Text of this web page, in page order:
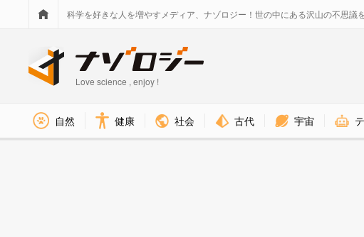
科学を好きな人を増やすメディア、ナゾロジー！世の中にある沢山の不思議
Love science , enjoy !
自然 健康 社会 古代 宇宙